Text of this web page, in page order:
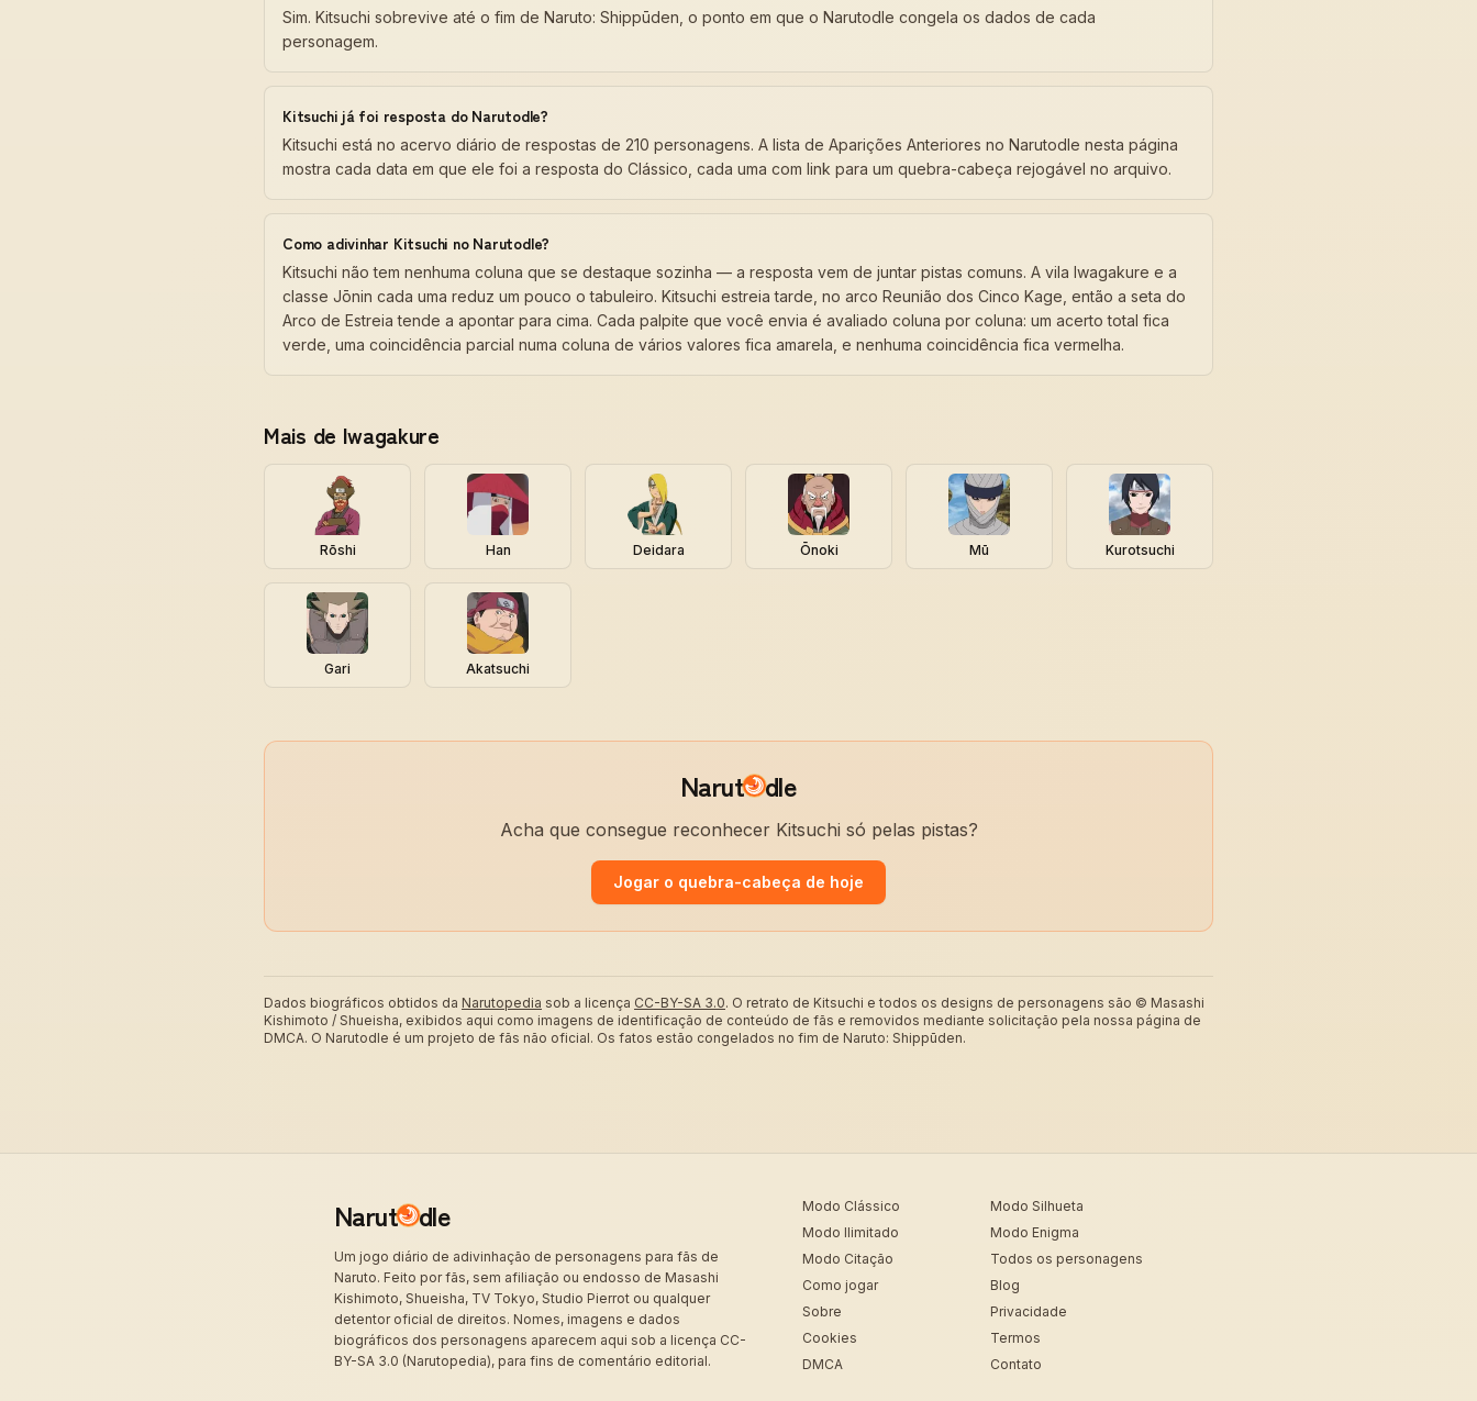
Sim. Kitsuchi sobrevive até o fim de Naruto: Shippūden, o ponto em que o Narutodle congela os dados de cada
personagem.
Kitsuchi já foi resposta do Narutodle?
Kitsuchi está no acervo diário de respostas de 210 personagens. A lista de Aparições Anteriores no Narutodle nesta página
mostra cada data em que ele foi a resposta do Clássico, cada uma com link para um quebra-cabeça rejogável no arquivo.
Como adivinhar Kitsuchi no Narutodle?
Kitsuchi não tem nenhuma coluna que se destaque sozinha — a resposta vem de juntar pistas comuns. A vila Iwagakure e a
classe Jōnin cada uma reduz um pouco o tabuleiro. Kitsuchi estreia tarde, no arco Reunião dos Cinco Kage, então a seta do
Arco de Estreia tende a apontar para cima. Cada palpite que você envia é avaliado coluna por coluna: um acerto total fica
verde, uma coincidência parcial numa coluna de vários valores fica amarela, e nenhuma coincidência fica vermelha.
Mais de Iwagakure
Rōshi Han Deidara Ōnoki Mū Kurotsuchi
Gari Akatsuchi
Narut dle
Acha que consegue reconhecer Kitsuchi só pelas pistas?
Jogar o quebra-cabeça de hoje
Dados biográficos obtidos da Narutopedia sob a licença CC-BY-SA 3.0. O retrato de Kitsuchi e todos os designs de personagens são © Masashi
Kishimoto / Shueisha, exibidos aqui como imagens de identificação de conteúdo de fãs e removidos mediante solicitação pela nossa página de
DMCA. O Narutodle é um projeto de fãs não oficial. Os fatos estão congelados no fim de Naruto: Shippūden.
Narut dle
Um jogo diário de adivinhação de personagens para fãs de
Naruto. Feito por fãs, sem afiliação ou endosso de Masashi
Kishimoto, Shueisha, TV Tokyo, Studio Pierrot ou qualquer
detentor oficial de direitos. Nomes, imagens e dados
biográficos dos personagens aparecem aqui sob a licença CC-
BY-SA 3.0 (Narutopedia), para fins de comentário editorial.
Modo Clássico
Modo Silhueta
Modo Ilimitado
Modo Enigma
Modo Citação
Todos os personagens
Como jogar
Blog
Sobre
Privacidade
Cookies
Termos
DMCA
Contato